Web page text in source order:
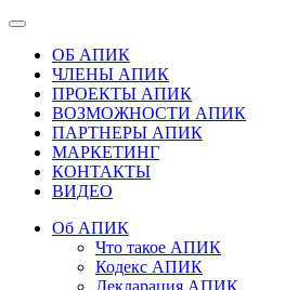
ОБ АПИК
ЧЛЕНЫ АПИК
ПРОЕКТЫ АПИК
ВОЗМОЖНОСТИ АПИК
ПАРТНЕРЫ АПИК
МАРКЕТИНГ
КОНТАКТЫ
ВИДЕО
Об АПИК
Что такое АПИК
Кодекс АПИК
Декларация АПИК